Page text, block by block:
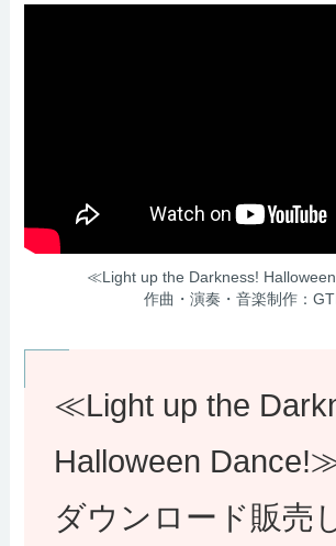
≪Light up the Darkness!
作曲・演奏・音楽制作：
≪Light up the
Halloween Dance!≫
ダウンロード販売